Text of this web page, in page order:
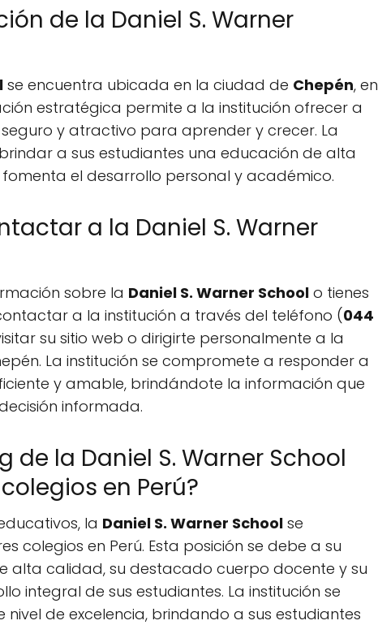
de la Daniel S. Warner
se encuentra ubicada en la ciudad de Chepén, en
estratégica permite a la institución ofrecer a
y atractivo para aprender y crecer. La
a sus estudiantes una educación de alta
el desarrollo personal y académico.
a la Daniel S. Warner
sobre la Daniel S. Warner School o tienes
a la institución a través del teléfono (044
su sitio web o dirigirte personalmente a la
La institución se compromete a responder a
y amable, brindándote la información que
informada.
de la Daniel S. Warner School
en Perú?
la Daniel S. Warner School se
colegios en Perú. Esta posición se debe a su
alta calidad, su destacado cuerpo docente y su
integral de sus estudiantes. La institución se
de excelencia, brindando a sus estudiantes